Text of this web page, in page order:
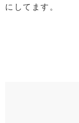
にしてます。